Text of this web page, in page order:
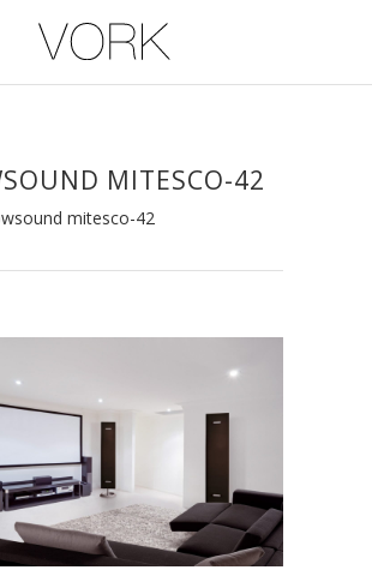
MITESCO-42
mitesco-42